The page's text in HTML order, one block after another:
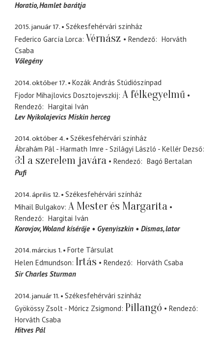
Horatio Hamlet barátja
2015. január 17.
Székesfehérvári színház
Federico García Lorca Vérnász Rendező
Horváth
Csaba
Vőlegény
2014. október 17.
Kozák András Stúdiószínpad
Fjodor Mihajlovics Dosztojevszkij A félkegyelmű
Rendező
Hargitai Iván
Lev Nyikolajevics Miskin herceg
2014. október 4.
Székesfehérvári színház
Ábrahám Pál - Harmath Imre - Szilágyi László - Kellér Dezső
3:1 a szerelem javára Rendező
Bagó Bertalan
Pufi
2014. április 12.
Székesfehérvári színház
Mihail Bulgakov A Mester és Margarita
Rendező
Hargitai Iván
Korovjov Woland kísérője Gyenyiszkin Dismas lator
2014. március 1.
Forte Társulat
Helen Edmundson Irtás Rendező
Horváth Csaba
Sir Charles Sturman
2014. január 11.
Székesfehérvári színház
Gyökössy Zsolt - Móricz Zsigmond Pillangó
Rendező
Horváth Csaba
Hitves Pál